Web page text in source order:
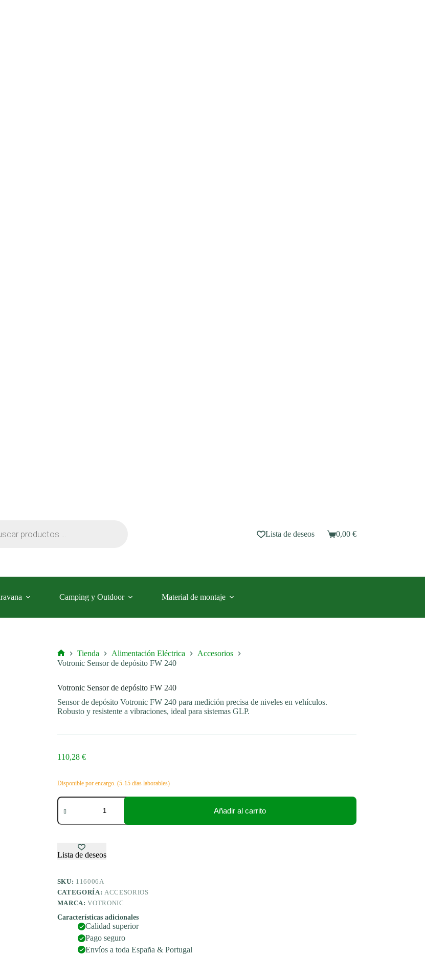
Lista de deseos
Carro
0,00 €
Camping y Outdoor Material de montaje
Inicio
Tienda Alimentación Eléctrica
Accesorios
Votronic Sensor de depósito FW 240
Votronic Sensor de depósito FW 240
Sensor de depósito Votronic FW 240 para medición precisa de niveles en vehículos.
Robusto y resistente a vibraciones, ideal para sistemas GLP.
110,28 €
Disponible por encargo. (5-15 días laborables)
Votronic
Sensor
depósito
cantidad
Añadir al carrito
Lista de deseos
SKU: 116006A
CATEGORÍA: ACCESORIOS
MARCA:VOTRONIC
Características adicionales
Calidad superior
Pago seguro
Envíos a toda España & Portugal